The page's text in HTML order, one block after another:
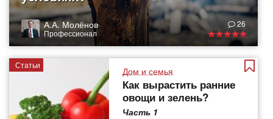
А.А. Молёнов
Профессионал
26
Статьи
Дом и семья
Как вырастить ранние
овощи и зелень?
Часть 1